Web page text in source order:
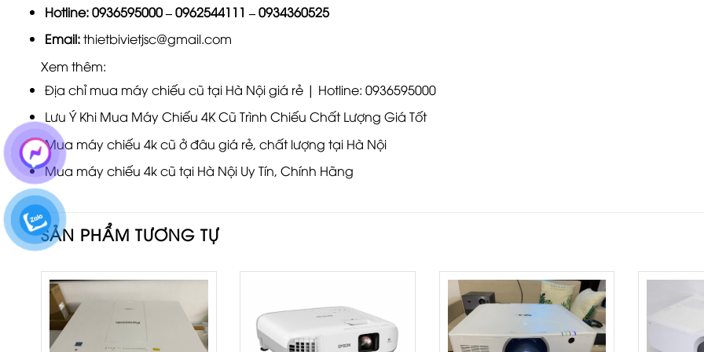
Hotline:0936595000–0962544111 –0934360525
Email:thietbivietjsc@gmail.com
Xem thêm:
Địa chỉ mua máy chiếu cũ tại Hà Nội giá rẻ | Hotline: 0936595000
Lưu Ý Khi Mua Máy Chiếu 4K Cũ Trình Chiếu Chất Lượng Giá Tốt
Mua máy chiếu 4k cũ ở đâu giá rẻ, chất lượng tại Hà Nội
Mua máy chiếu 4k cũ tại Hà Nội Uy Tín, Chính Hãng
SẢN PHẨM TƯƠNG TỰ